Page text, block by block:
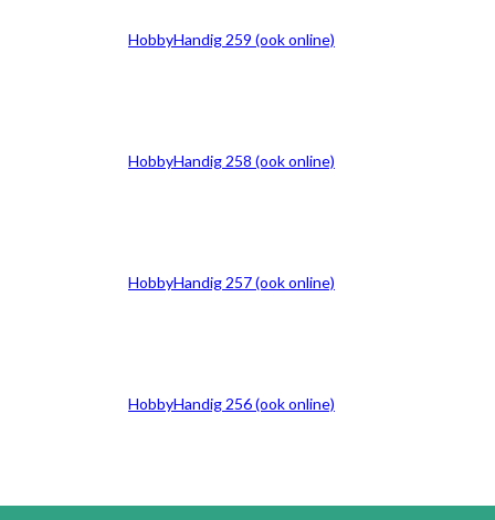
HobbyHandig 259 (ook online)
HobbyHandig 258 (ook online)
HobbyHandig 257 (ook online)
HobbyHandig 256 (ook online)